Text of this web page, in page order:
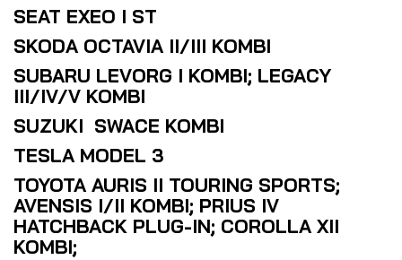
SEAT EXEO I ST
SKODA OCTAVIA II/III KOMBI
SUBARU LEVORG I KOMBI; LEGACY
III/IV/V KOMBI
SUZUKI SWACE KOMBI
TESLA MODEL 3
TOYOTA AURIS II TOURING SPORTS;
AVENSIS I/II KOMBI; PRIUS IV
HATCHBACK PLUG-IN; COROLLA XII
KOMBI;